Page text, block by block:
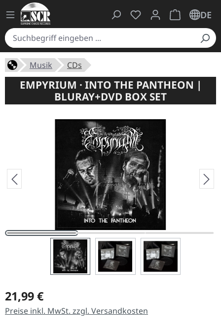
Du hast 0 Produkte
Warenkorb
DE
Musik CDs
EMPYRIUM · INTO THE PANTHEON |
BLURAY+DVD BOX SET
Regulärer Preis:
21,99 €
Preise inkl. MwSt. zzgl. Versandkosten